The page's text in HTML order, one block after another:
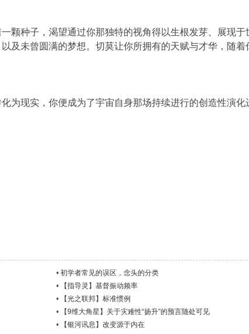
颗种子，渴望通过你那独特的视角得以生根发芽、展现于
及未曾圆满的梦想。切莫让你所拥有的天赋与才华，随着
为现实，你便成为了宇宙自身那场持续进行的创造性演
•初学者常见的误区，念头的分类
•
【指导灵】基督振动频率
•
【光之联邦】标准惯例
•
【9维大角星】关于灾难性“扬升”的预言随处可见
•
【银河讯息】改变源于内在